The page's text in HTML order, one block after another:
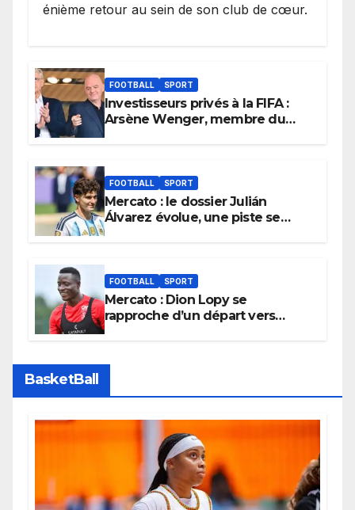
énième retour au sein de son club de cœur.
FOOTBALL SPORT
Investisseurs privés à la FIFA :
Arsène Wenger, membre du
FOOTBALL SPORT
Mercato : le dossier Julián
Álvarez évolue, une piste se
FOOTBALL SPORT
Mercato : Dion Lopy se
rapproche d’un départ vers
BasketBall